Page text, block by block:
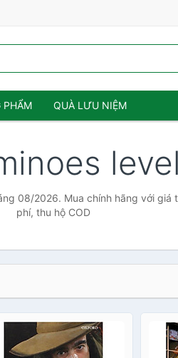
PHẨM QUÀ LƯU NIỆM
08/2026. Mua chính hãng với giá
phí, thu hộ COD